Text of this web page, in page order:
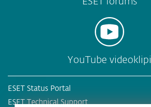
YouTube videoklipi
ESET Status Portal
ESET Technical Support